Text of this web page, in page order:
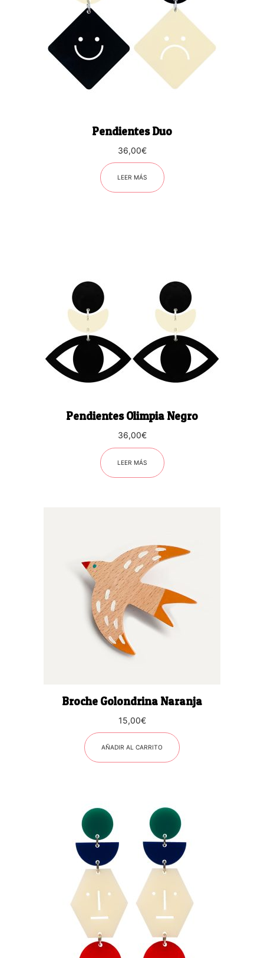
Pendientes Duo
36,00€
LEER MÁS
Pendientes Olimpia Negro
36,00€
LEER MÁS
Broche Golondrina Naranja
15,00€
AÑADIR AL CARRITO